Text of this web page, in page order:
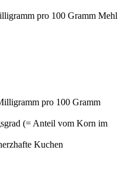
pro 100 Gramm Mehl
pro 100 Gramm
(= Anteil vom Korn im
Kuchen